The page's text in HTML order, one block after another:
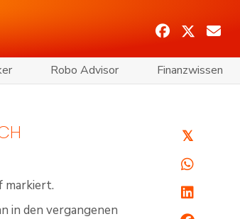
Robo Advisor Finanzwissen
markiert.
in den vergangenen
𝕏